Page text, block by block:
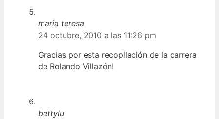
maria teresa
24 octubre, 2010 a las 11:26 pm
Gracias por esta recopilación de la carrera
de Rolando Villazón!
bettylu